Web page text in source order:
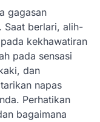
gagasan
Saat berlari, alih-
kekhawatiran
pada sensasi
dan
napas
Perhatikan
bagaimana